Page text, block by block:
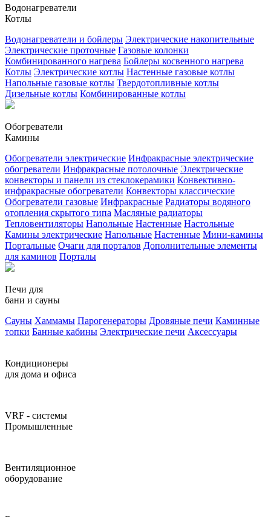
Водонагреватели
Котлы
Водонагреватели и бойлеры Электрические накопительные
Электрические проточные Газовые колонки
Комбинированного нагрева Бойлеры косвенного нагрева
Котлы Электрические котлы Настенные газовые котлы
Напольные газовые котлы Твердотопливные котлы
Дизельные котлы Комбинированные котлы
Обогреватели
Камины
Обогреватели электрические Инфракрасные электрические
обогреватели Инфракрасные потолочные Электрические
конвекторы и панели из стеклокерамики Конвективно-
инфракрасные обогреватели Конвекторы классические
Обогреватели газовые Инфракрасные Радиаторы водяного
отопления скрытого типа Масляные радиаторы
Тепловентиляторы Напольные Настенные Настольные
Камины электрические Напольные Настенные Мини-камины
Портальные Очаги для порталов Дополнительные элементы
для каминов Порталы
Печи для
бани и сауны
Сауны Хаммамы Парогенераторы Дровяные печи Каминные
топки Банные кабины Электрические печи Аксессуары
Кондиционеры
для дома и офиса
VRF - системы
Промышленные
Вентиляционное
оборудование